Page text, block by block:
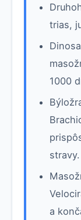
trias,
1000
stravy.
a